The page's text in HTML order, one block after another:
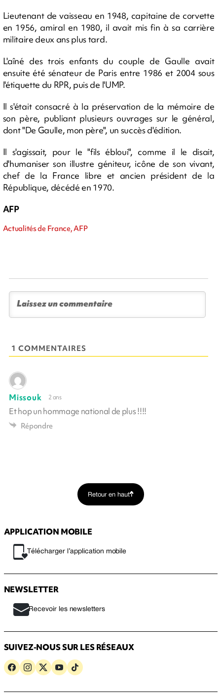
Lieutenant de vaisseau en 1948, capitaine de corvette
en 1956, amiral en 1980, il avait mis fin à sa carrière
militaire deux ans plus tard.
L'aîné des trois enfants du couple de Gaulle avait
ensuite été sénateur de Paris entre 1986 et 2004 sous
l'étiquette du RPR, puis de l'UMP.
Il s'était consacré à la préservation de la mémoire de
son père, publiant plusieurs ouvrages sur le général,
dont "De Gaulle, mon père", un succès d'édition.
Il s'agissait, pour le "fils ébloui", comme il le disait,
d'humaniser son illustre géniteur, icône de son vivant,
chef de la France libre et ancien président de la
République, décédé en 1970.
AFP
Actualités de France, AFP
1 COMMENTAIRES
Missouk 2 ans
Et hop un hommage national de plus !!!!
Répondre
Retour en haut
APPLICATION MOBILE
Télécharger l’application mobile
NEWSLETTER
Recevoir les newsletters
SUIVEZ-NOUS SUR LES RÉSEAUX